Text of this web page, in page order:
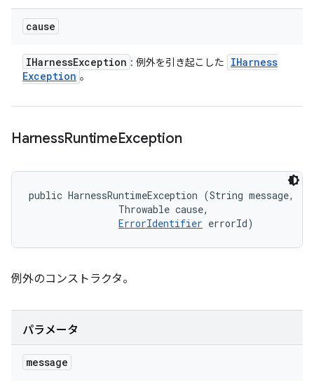
cause
IHarnessException : 例外を引き起こした
IHarness
Exception 。
HarnessRuntimeException
public HarnessRuntimeException (String message,
                Throwable cause,
ErrorIdentifier errorId)
例外のコンストラクタ。
パラメータ
message